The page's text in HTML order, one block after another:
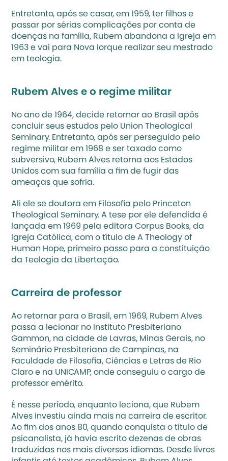
Entretanto, após se casar, em 1959, ter filhos e
passar por sérias complicações por conta de
doenças na família, Rubem abandona a igreja em
1963 e vai para Nova Iorque realizar seu mestrado
em teologia.
Rubem Alves e o regime militar
No ano de 1964, decide retornar ao Brasil após
concluir seus estudos pelo Union Theological
Seminary. Entretanto, após ser perseguido pelo
regime militar em 1968 e ser taxado como
subversivo, Rubem Alves retorna aos Estados
Unidos com sua família a fim de fugir das
ameaças que sofria.
Ali ele se doutora em Filosofia pelo Princeton
Theological Seminary. A tese por ele defendida é
lançada em 1969 pela editora Corpus Books, da
Igreja Católica, com o título de A Theology of
Human Hope, primeiro passo para a constituição
da Teologia da Libertação.
Carreira de professor
Ao retornar para o Brasil, em 1969, Rubem Alves
passa a lecionar no Instituto Presbiteriano
Gammon, na cidade de Lavras, Minas Gerais, no
Seminário Presbiteriano de Campinas, na
Faculdade de Filosofia, Ciências e Letras de Rio
Claro e na UNICAMP, onde conseguiu o cargo de
professor emérito.
É nesse período, enquanto leciona, que Rubem
Alves investiu ainda mais na carreira de escritor.
Ao fim dos anos 80, quando conquista o título de
psicanalista, já havia escrito dezenas de obras
traduzidas nos mais diversos idiomas. Desde livros